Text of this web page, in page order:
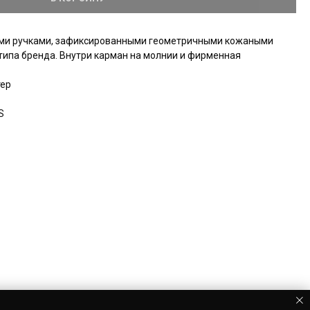
ручками, зафиксированными геометричными кожаными
бренда. Внутри карман на молнии и фирменная